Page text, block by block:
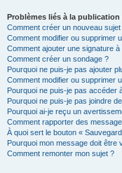
Problèmes liés à la publication
Comment créer un nouveau
Comment modifier ou supprimer
Comment ajouter une signature
Comment créer un sondage ?
Pourquoi ne puis-je pas ajouter
Comment modifier ou supprimer
Pourquoi ne puis-je pas accéder
Pourquoi ne puis-je pas joindre
Pourquoi ai-je reçu un
Comment rapporter des
À quoi sert le bouton «
Pourquoi mon message doit être
Comment remonter mon sujet ?